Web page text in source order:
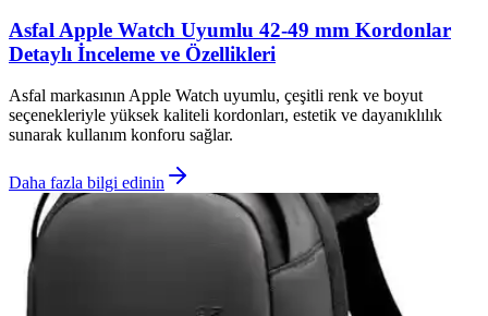
Asfal Apple Watch Uyumlu 42-49 mm Kordonlar
Detaylı İnceleme ve Özellikleri
Asfal markasının Apple Watch uyumlu, çeşitli renk ve boyut
seçenekleriyle yüksek kaliteli kordonları, estetik ve dayanıklılık
sunarak kullanım konforu sağlar.
Daha fazla bilgi edinin